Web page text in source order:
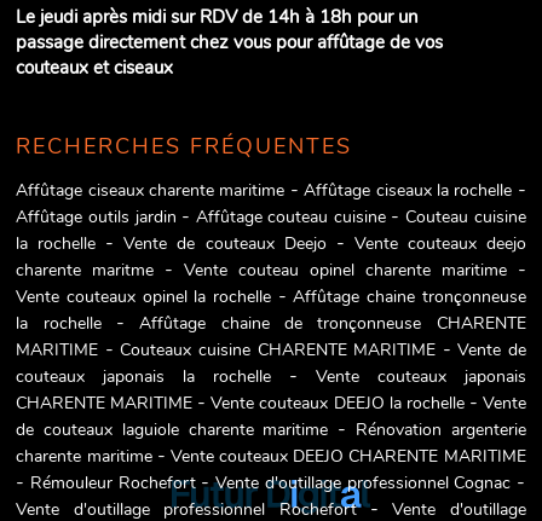
Le jeudi après midi sur RDV de 14h à 18h pour un
passage directement chez vous pour affûtage de vos
couteaux et ciseaux
RECHERCHES FRÉQUENTES
Affûtage ciseaux charente maritime
Affûtage ciseaux la rochelle
Affûtage outils jardin
Affûtage couteau cuisine
Couteau cuisine
la rochelle
Vente de couteaux Deejo
Vente couteaux deejo
charente maritme
Vente couteau opinel charente maritime
Vente couteaux opinel la rochelle
Affûtage chaine tronçonneuse
la rochelle
Affûtage chaine de tronçonneuse CHARENTE
MARITIME
Couteaux cuisine CHARENTE MARITIME
Vente de
couteaux japonais la rochelle
Vente couteaux japonais
CHARENTE MARITIME
Vente couteaux DEEJO la rochelle
Vente
de couteaux laguiole charente maritime
Rénovation argenterie
charente maritime
Vente couteaux DEEJO CHARENTE MARITIME
Rémouleur Rochefort
Vente d'outillage professionnel Cognac
Vente d'outillage professionnel Rochefort
Vente d'outillage